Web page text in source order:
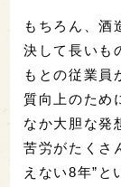
もちろん、酒
決して長いも
もとの従業員
質向上のため
なか大胆な発
苦労がたくさ
えない8年”と